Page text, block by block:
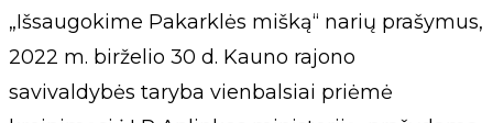
„Išsaugokime Pakarklės mišką“ narių prašymus,
2022 m. birželio 30 d. Kauno rajono
savivaldybės taryba vienbalsiai priėmė